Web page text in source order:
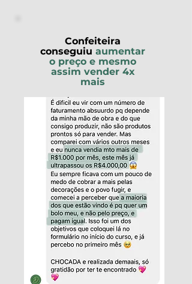
Confeiteira
conseguiu aumentar
o preço e mesmo
assim vender 4x
mais